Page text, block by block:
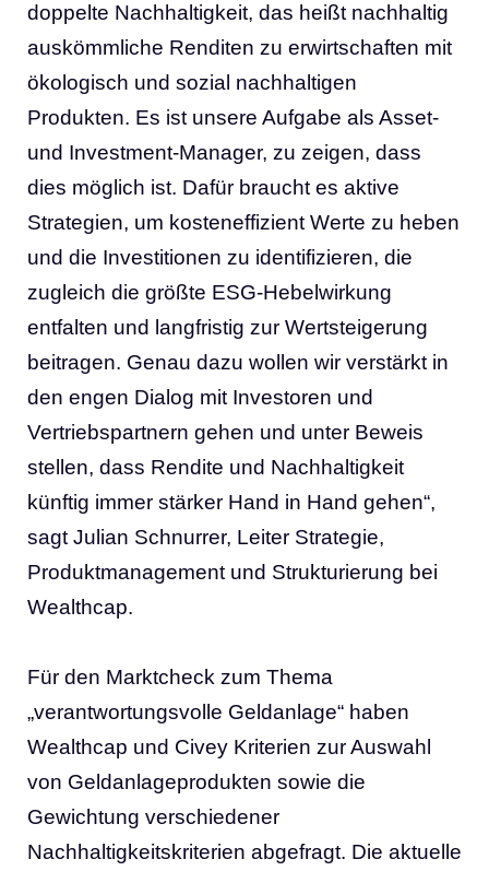
doppelte Nachhaltigkeit, das heißt nachhaltig
auskömmliche Renditen zu erwirtschaften mit
ökologisch und sozial nachhaltigen
Produkten. Es ist unsere Aufgabe als Asset-
und Investment-Manager, zu zeigen, dass
dies möglich ist. Dafür braucht es aktive
Strategien, um kosteneffizient Werte zu heben
und die Investitionen zu identifizieren, die
zugleich die größte ESG-Hebelwirkung
entfalten und langfristig zur Wertsteigerung
beitragen. Genau dazu wollen wir verstärkt in
den engen Dialog mit Investoren und
Vertriebspartnern gehen und unter Beweis
stellen, dass Rendite und Nachhaltigkeit
künftig immer stärker Hand in Hand gehen“,
sagt Julian Schnurrer, Leiter Strategie,
Produktmanagement und Strukturierung bei
Wealthcap.
Für den Marktcheck zum Thema
„verantwortungsvolle Geldanlage“ haben
Wealthcap und Civey Kriterien zur Auswahl
von Geldanlageprodukten sowie die
Gewichtung verschiedener
Nachhaltigkeitskriterien abgefragt. Die aktuelle